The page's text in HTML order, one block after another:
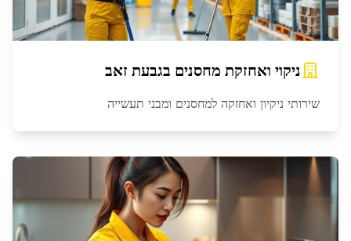
ניקוי ואחזקת מחסנים בגבעת זאב
שירותי ניקיון ואחזקה למחסנים ומבני תעשייה